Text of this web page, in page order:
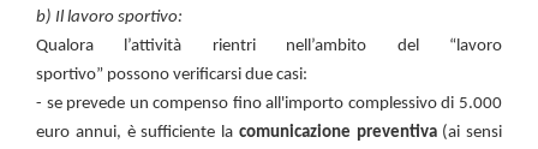
b) Il lavoro sportivo:
Qualora l’attività rientri nell’ambito del “lavoro
sportivo” possono verificarsi due casi:
- se prevede un compenso fino all'importo complessivo di 5.000
euro annui, è sufficiente la comunicazione preventiva(ai sensi